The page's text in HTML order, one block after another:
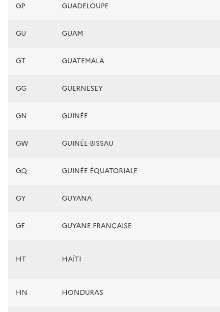
GP GUADELOUPE
GU GUAM
GT GUATEMALA
GG GUERNESEY
GN GUINÉE
GW GUINÉE-BISSAU
GQ GUINÉE ÉQUATORIALE
GY GUYANA
GF GUYANE FRANÇAISE
HT HAÏTI
HN HONDURAS